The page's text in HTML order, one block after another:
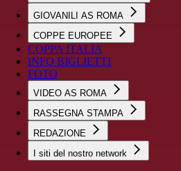
GIOVANILI AS ROMA
COPPE EUROPEE
COPPA ITALIA
INFO BIGLIETTI
FOTO
VIDEO AS ROMA
RASSEGNA STAMPA
REDAZIONE
I siti del nostro network